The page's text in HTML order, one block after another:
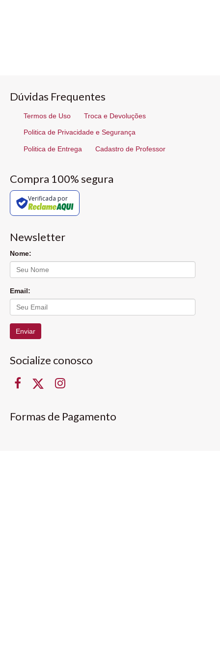
Dúvidas Frequentes
Termos de Uso Troca e Devoluções
Politica de Privacidade e Segurança
Politica de Entrega Cadastro de Professor
Compra 100% segura
Verificada por
Newsletter
Nome:
Email:
Enviar
Socialize conosco
Formas de Pagamento